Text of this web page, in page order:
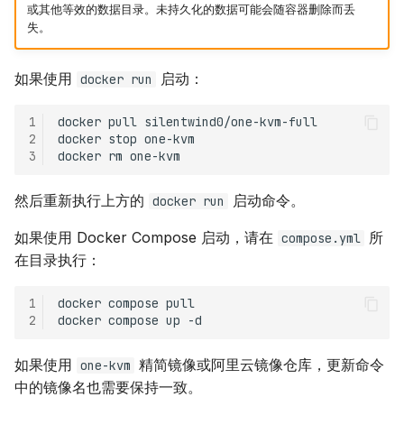
或其他等效的数据目录。未持久化的数据可能会随容器删除而丢
失。
如果使用 docker run 启动：
1
2
3
docker pull
docker stop
docker rm
然后重新执行上方的 docker run 启动命令。
如果使用 Docker Compose 启动，请在 compose.yml
所
在目录执行：
1
2
docker compose
docker compose up
如果使用 one-kvm 精简镜像或阿里云镜像仓库，更新命令
中的镜像名也需要保持一致。